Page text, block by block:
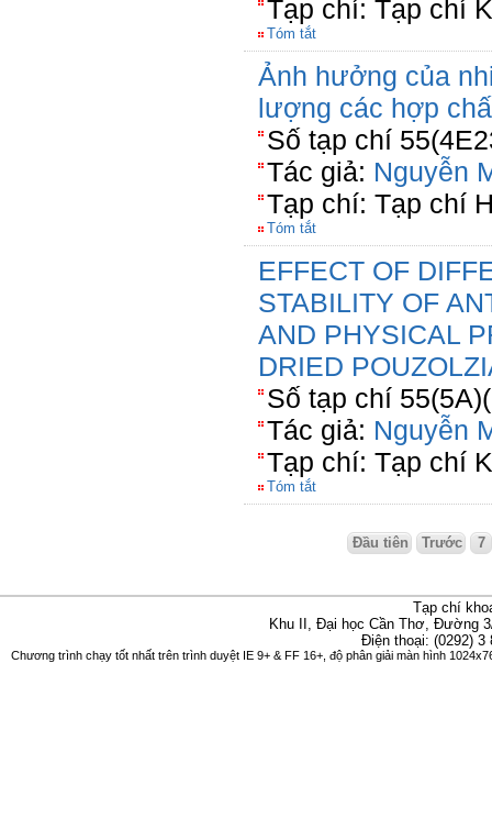
Tạp chí: Tạp chí
Tóm tắt
Ảnh hưởng của
lượng các hợp
Số tạp chí
Tác giả: Nguyễn
Tạp chí: Tạp chí
Tóm tắt
EFFECT OF
STABILITY OF
AND PHYSICAL
DRIED
Số tạp chí
Tác giả: Nguyễn
Tạp chí: Tạp chí
Tóm tắt
Đầu tiên Trước 7
Tạp chí
Khu II, Đại học Cần Thơ, Đường
Điện thoại: (0292)
Chương trình chạy tốt nhất trên trình duyệt IE 9+ & FF 16+, độ phân giải màn hình